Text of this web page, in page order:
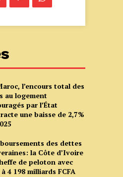
l’encours total des
au logement
par l’État
une baisse de 2,7%
des dettes
la Côte d’Ivoire
de peloton avec
4 198 milliards FCFA